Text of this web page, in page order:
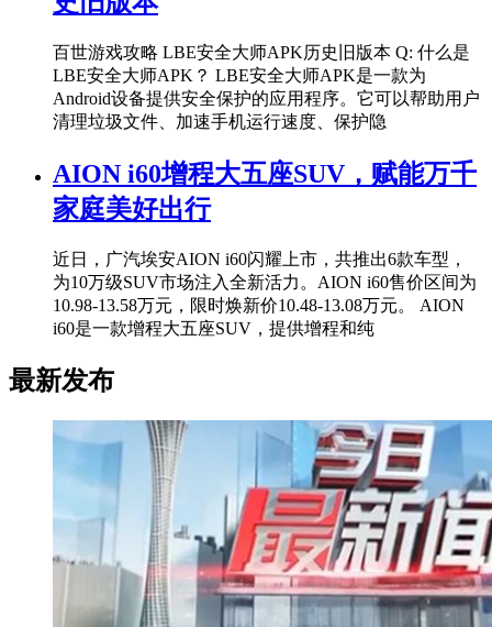
百世游戏攻略 LBE安全大师APK历史旧版本 Q: 什么是
LBE安全大师APK？ LBE安全大师APK是一款为
Android设备提供安全保护的应用程序。它可以帮助用户
清理垃圾文件、加速手机运行速度、保护隐
AION i60增程大五座SUV，赋能万千
家庭美好出行
近日，广汽埃安AION i60闪耀上市，共推出6款车型，
为10万级SUV市场注入全新活力。AION i60售价区间为
10.98-13.58万元，限时焕新价10.48-13.08万元。 AION
i60是一款增程大五座SUV，提供增程和纯
最新发布